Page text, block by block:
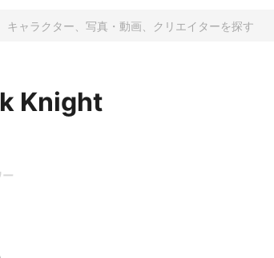
Knight